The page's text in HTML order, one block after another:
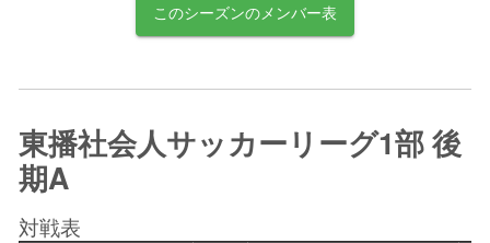
このシーズンのメンバー表
東播社会人サッカーリーグ1部 後
期A
対戦表